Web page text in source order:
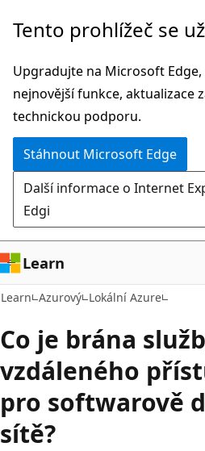
Přeskočit
hlavní
obsah
Tento prohlížeč se
Upgradujte na Microsoft
nejnovější funkce, aktualizace
technickou podporu.
Stáhnout Microsoft Edge
Další informace o Internet
Edgi
Learn
Learn Azurový Lokální Azure
Co je brána
vzdáleného
pro softwarově
sítě?